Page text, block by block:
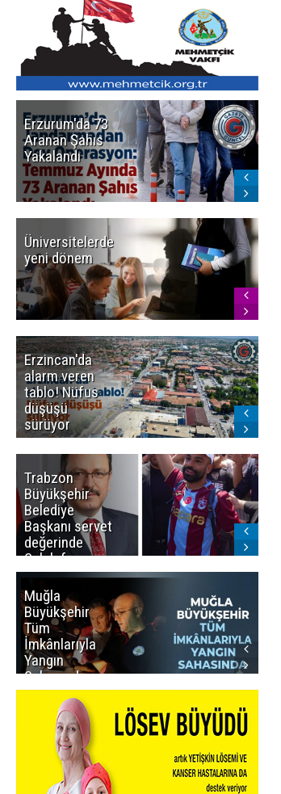
Erzurum'da 73
Aranan Şahıs
Yakalandı
Üniversitelerde
yeni dönem
Erzincan'da
alarm veren
tablo! Nüfus
düşüşü
sürüyor
Trabzon
Büyükşehir
Belediye
Başkanı servet
değerinde
Salah forması
aldı
Muğla
Büyükşehir
Tüm
İmkânlarıyla
Yangın
Sahasında